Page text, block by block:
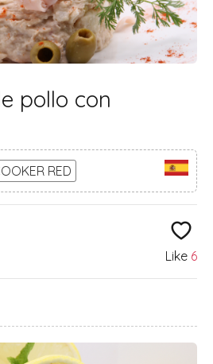
pollo con
RED
Like 6